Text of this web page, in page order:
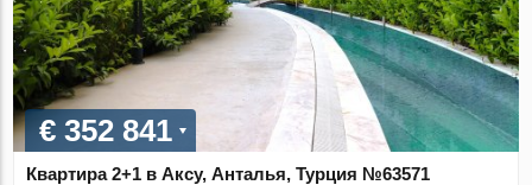
€ 352 841
Квартира 2+1 в Аксу, Анталья, Турция №63571